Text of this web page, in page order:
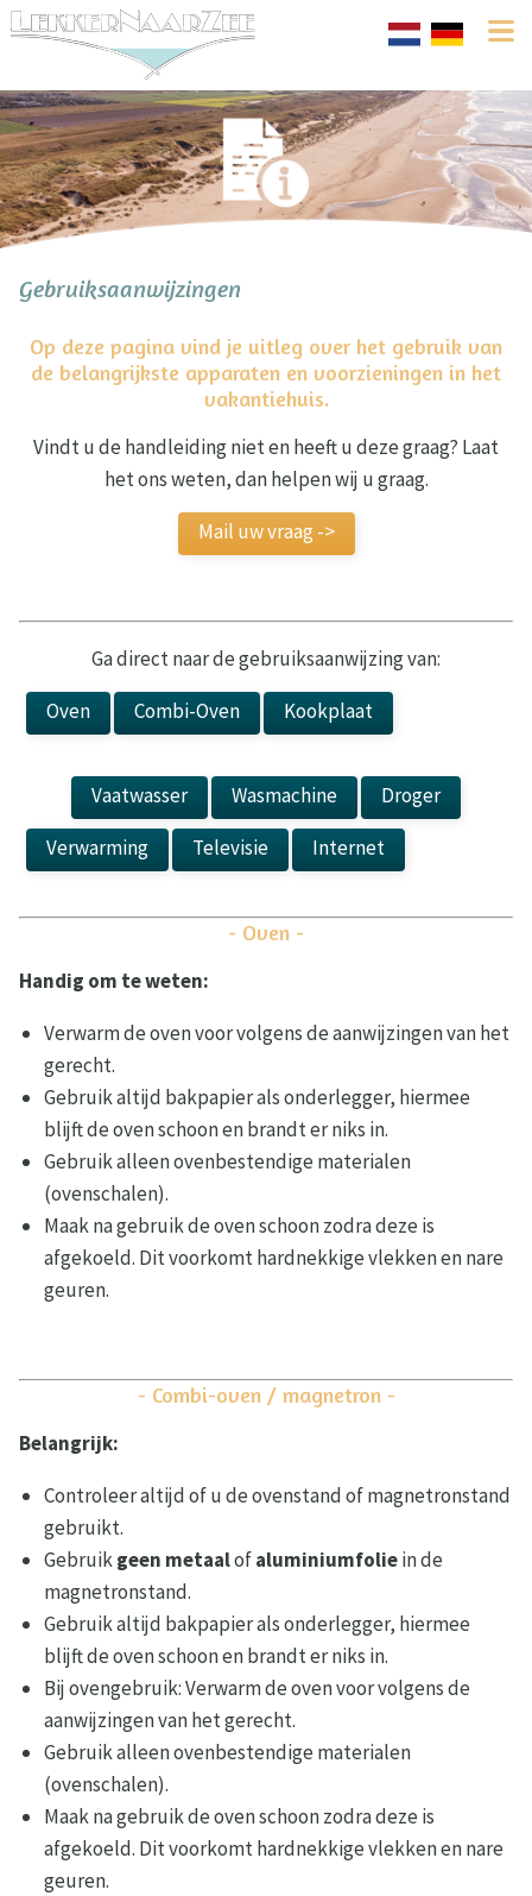
Gebruiksaanwijzingen
Op deze pagina vind je uitleg over het gebruik van
de belangrijkste apparaten en voorzieningen in het
vakantiehuis.
Vindt u de handleiding niet en heeft u deze graag? Laat
het ons weten, dan helpen wij u graag.
Mail uw vraag ->
Ga direct naar de gebruiksaanwijzing van:
Oven
Combi-Oven Kookplaat
Vaatwasser Wasmachine
Droger
Verwarming
Televisie Internet
- Oven -
Handig om te weten:
Verwarm de oven voor volgens de aanwijzingen van het
gerecht.
Gebruik altijd bakpapier als onderlegger, hiermee
blijft de oven schoon en brandt er niks in.
Gebruik alleen ovenbestendige materialen
(ovenschalen).
Maak na gebruik de oven schoon zodra deze is
afgekoeld. Dit voorkomt hardnekkige vlekken en nare
geuren.
- Combi-oven / magnetron -
Belangrijk:
Controleer altijd of u de ovenstand of magnetronstand
gebruikt.
Gebruikgeen metaalofaluminiumfoliein de
magnetronstand.
Gebruik altijd bakpapier als onderlegger, hiermee
blijft de oven schoon en brandt er niks in.
Bij ovengebruik: Verwarm de oven voor volgens de
aanwijzingen van het gerecht.
Gebruik alleen ovenbestendige materialen
(ovenschalen).
Maak na gebruik de oven schoon zodra deze is
afgekoeld. Dit voorkomt hardnekkige vlekken en nare
geuren.